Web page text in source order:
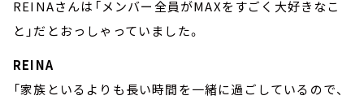
REINAさんは「メンバー全員がMAXをすごく大好きなこ
と」だとおっしゃっていました。
REINA
「家族といるよりも長い時間を一緒に過ごしているので、